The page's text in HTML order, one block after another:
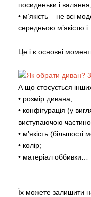
посиденьки і валяння;
• м’якість – не всі
середньою м’якістю
Це і є основні
А що стосується
• розмір дивана;
• конфігурація (у
виступаючою
• м’якість (більшості
• колір;
• матеріал оббивки…
Їх можете залишити